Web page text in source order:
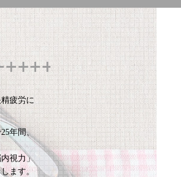
疲労に
年間、
視力」
ます。